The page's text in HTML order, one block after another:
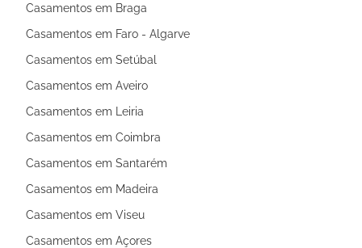
Casamentos em Braga
Casamentos em Faro - Algarve
Casamentos em Setúbal
Casamentos em Aveiro
Casamentos em Leiria
Casamentos em Coimbra
Casamentos em Santarém
Casamentos em Madeira
Casamentos em Viseu
Casamentos em Açores